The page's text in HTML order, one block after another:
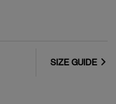
SIZE GUIDE